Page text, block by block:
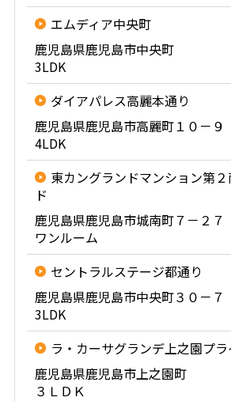
エムディア中央町
鹿児島県鹿児島市中央町
3LDK
ダイアパレス高麗本通り
鹿児島県鹿児島市高麗町１０－９
4LDK
東カングランドマンション第
ド
鹿児島県鹿児島市城南町７－２７
ワンルーム
セントラルステージ都通り
鹿児島県鹿児島市中央町３０－７
3LDK
ラ・カーサグランデ上之園プラ
鹿児島県鹿児島市上之園町
３ＬＤＫ